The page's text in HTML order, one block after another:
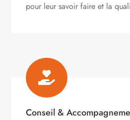
pour leur savoir faire et la

Conseil &